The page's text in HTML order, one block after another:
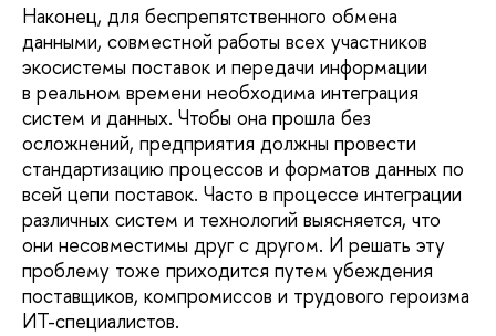
Наконец, для беспрепятственного обмена
данными, совместной работы всех участников
экосистемы поставок и передачи информации
в реальном времени необходима интеграция
систем и данных. Чтобы она прошла без
осложнений, предприятия должны провести
стандартизацию процессов и форматов данных по
всей цепи поставок. Часто в процессе интеграции
различных систем и технологий выясняется, что
они несовместимы друг с другом. И решать эту
проблему тоже приходится путем убеждения
поставщиков, компромиссов и трудового героизма
ИТ-специалистов.